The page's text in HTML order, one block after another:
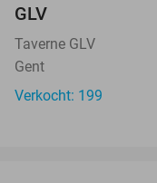
GLV
Taverne GLV
Gent
Verkocht: 199